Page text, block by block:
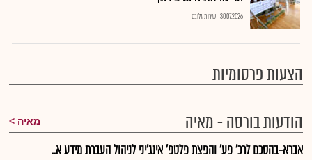
30.07.2026 שירות גלובס
הצעות פרסומיות
הודעות בורסה - מאיה
מאיה
אברא-בהסכם לרכ' פע' והפצת פלטפ' אינג'יני לניהול העברת מידע א..